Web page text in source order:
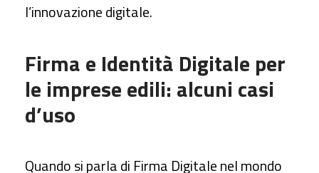
l’innovazione digitale.
Firma e Identità Digitale per
le imprese edili: alcuni casi
d’uso
Quando si parla di Firma Digitale nel mondo